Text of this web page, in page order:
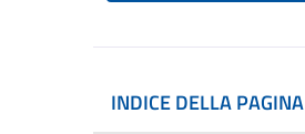
INDICE DELLA PAGINA